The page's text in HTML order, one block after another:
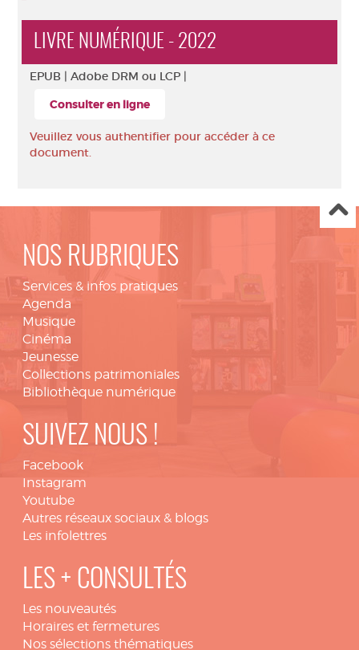
LIVRE NUMÉRIQUE - 2022
EPUB | Adobe DRM ou LCP |
Consulter en ligne
Veuillez vous authentifier pour accéder à ce
document.
NOS RUBRIQUES
Services & infos pratiques
Agenda
Musique
Cinéma
Jeunesse
Collections patrimoniales
Bibliothèque numérique
SUIVEZ NOUS !
Facebook
Instagram
Youtube
Autres réseaux sociaux & blogs
Les infolettres
LES + CONSULTÉS
Les nouveautés
Horaires et fermetures
Nos sélections thématiques